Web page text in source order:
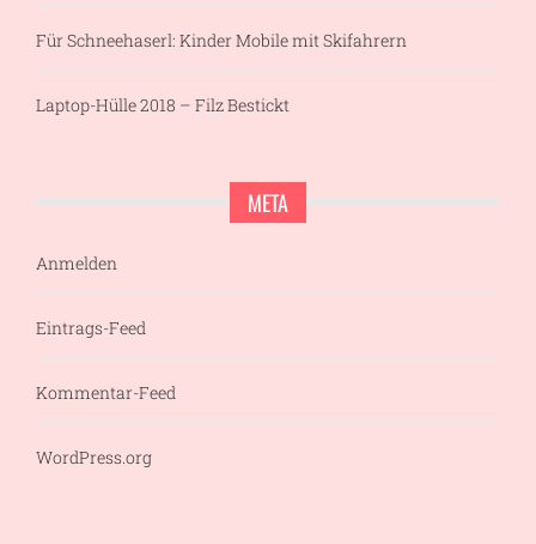
Für Schneehaserl: Kinder Mobile mit Skifahrern
Laptop-Hülle 2018 – Filz Bestickt
META
Anmelden
Eintrags-Feed
Kommentar-Feed
WordPress.org